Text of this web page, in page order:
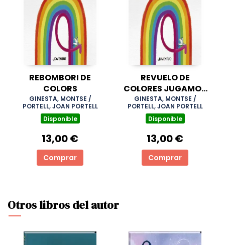
REBOMBORI DE
COLORS
GINESTA, MONTSE /
PORTELL, JOAN PORTELL
Disponible
13,00 €
Comprar
REVUELO DE
COLORES JUGAMOS
A RESTAR COLORES
GINESTA, MONTSE /
PORTELL, JOAN PORTELL
Disponible
13,00 €
Comprar
Otros libros del autor